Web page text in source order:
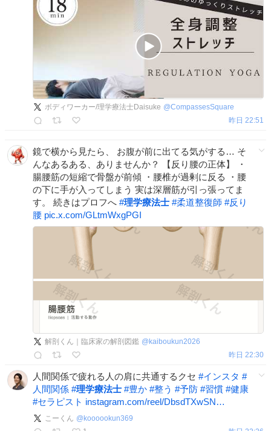
ボディワーカー/理学療法士Daisuke @CompassesSquare
昨日 22:51
鏡で横から見たら、 お腹が前に出てる気がする… そ
んなあるある、ありませんか？ 【反り腰の正体】 ・
腸腰筋の短縮で骨盤が前傾 ・腰椎が過剰に反る ・腰
の下に手が入ってしまう 実は深層筋が引っ張ってま
す。 続きはプロフへ #理学療法士 #柔道整復師 #反り
腰 pic.x.com/GLtmWxgPGI
解剖くん｜臨床家の解剖図鑑 @ kaiboukun2026
昨日 22:30
人間関係で疲れる人の肩に共通するクセ #インスタ #
人間関係 #理学療法士 #豊か #整う #予防 #習慣 #健康
#セラピスト instagram.com/reel/DbsdTXwSN…
こーくん @ koooookun369